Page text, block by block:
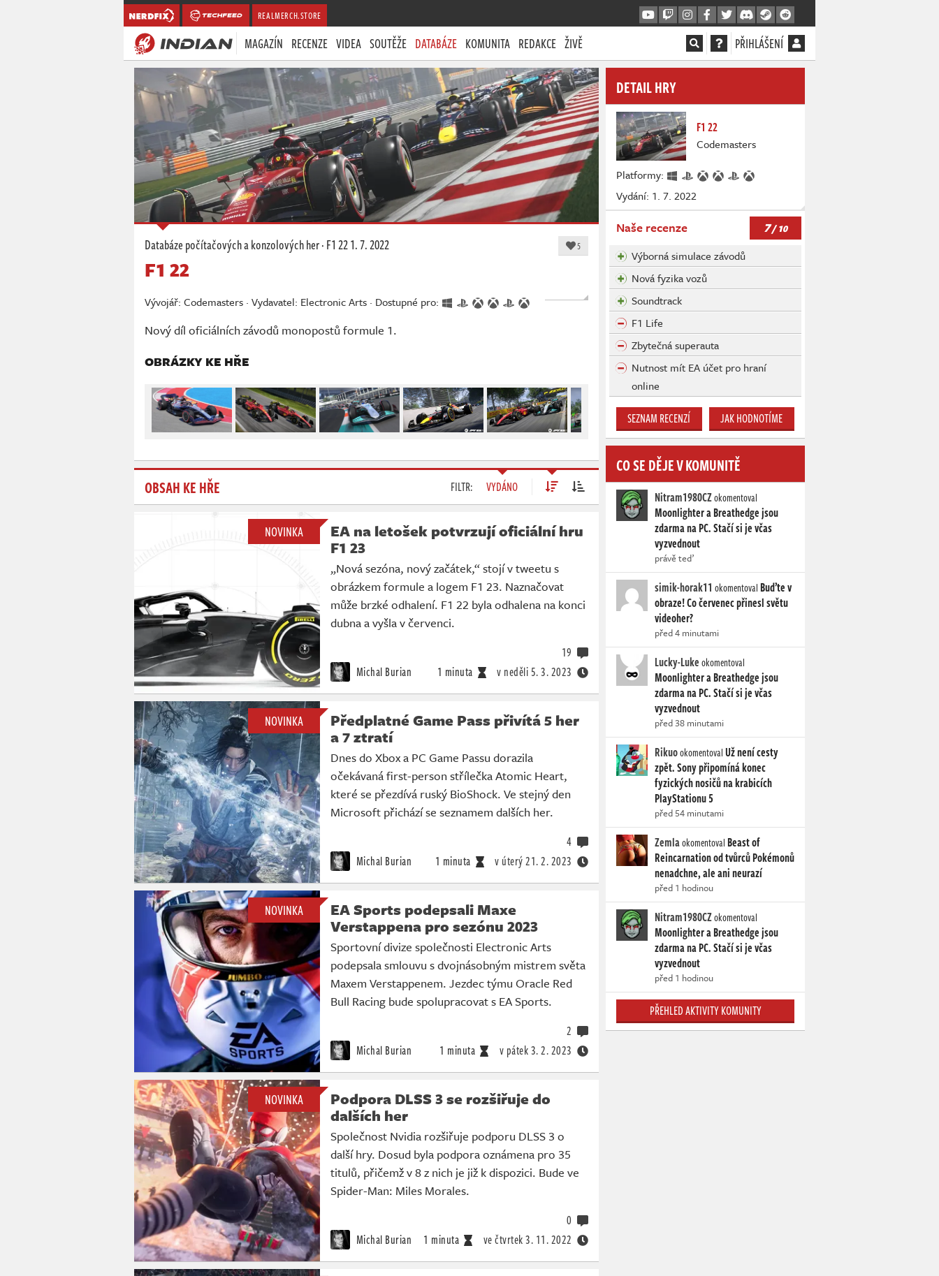
REALMERCH.STORE
MAGAZÍN RECENZE VIDEA SOUTĚŽE DATABÁZE KOMUNITA REDAKCE ŽIVĚ PŘIHLÁŠENÍ
Databáze počítačových a konzolových her·F1 221. 7. 2022 5
F1 22
Vývojář: Codemasters · Vydavatel: Electronic Arts · Dostupné pro:
Nový díl oficiálních závodů monopostů formule 1.
OBRÁZKY KE HŘE
OBSAH KE HŘE FILTR: VYDÁNO
NOVINKA
EA na letošek potvrzují oficiální hru
F1 23
„Nová sezóna, nový začátek,“ stojí v tweetu s
obrázkem formule a logem F1 23. Naznačovat
může brzké odhalení. F1 22 byla odhalena na konci
dubna a vyšla v červenci.
Michal Burian 1 minuta v neděli 5. 3. 2023
19
NOVINKA
Předplatné Game Pass přivítá 5 her
a 7 ztratí
Dnes do Xbox a PC Game Passu dorazila
očekávaná first-person střílečka Atomic Heart,
které se přezdívá ruský BioShock. Ve stejný den
Microsoft přichází se seznamem dalších her.
Michal Burian 1 minuta v úterý21. 2. 2023
4
NOVINKA
EA Sports podepsali Maxe
Verstappena pro sezónu 2023
Sportovní divize společnosti Electronic Arts
podepsala smlouvu s dvojnásobným mistrem světa
Maxem Verstappenem. Jezdec týmu Oracle Red
Bull Racing bude spolupracovat s EA Sports.
Michal Burian 1 minuta v pátek3. 2. 2023
2
NOVINKA
Podpora DLSS 3 se rozšiřuje do
dalších her
Společnost Nvidia rozšiřuje podporu DLSS 3 o
další hry. Dosud byla podpora oznámena pro 35
titulů, přičemž v 8 z nich je již k dispozici. Bude ve
Spider-Man: Miles Morales.
Michal Burian 1 minuta ve čtvrtek3. 11. 2022
0
DETAIL HRY
F1 22
Codemasters
Platformy:
Vydání: 1. 7. 2022
Naše recenze 7/ 10
Výborná simulace závodů
Nová fyzika vozů
Soundtrack
F1 Life
Zbytečná superauta
Nutnost mít EA účet pro hraní
online
SEZNAM RECENZÍ JAK HODNOTÍME
CO SE DĚJE V KOMUNITĚ
Nitram1980CZokomentoval
Moonlighter a Breathedge jsou
zdarma na PC. Stačí si je včas
vyzvednout
právě teď
simik-horak11 okomentoval Buďte v
obraze! Co červenec přinesl světu
videoher?
před 4 minutami
Lucky-Lukeokomentoval
Moonlighter a Breathedge jsou
zdarma na PC. Stačí si je včas
vyzvednout
před 38 minutami
RikuookomentovalUž není cesty
zpět. Sony připomíná konec
fyzických nosičů na krabicích
PlayStationu 5
před 54 minutami
Zemlaokomentoval Beast of
Reincarnation od tvůrců Pokémonů
nenadchne, ale ani neurazí
před 1 hodinou
Nitram1980CZokomentoval
Moonlighter a Breathedge jsou
zdarma na PC. Stačí si je včas
vyzvednout
před 1 hodinou
PŘEHLED AKTIVITY KOMUNITY